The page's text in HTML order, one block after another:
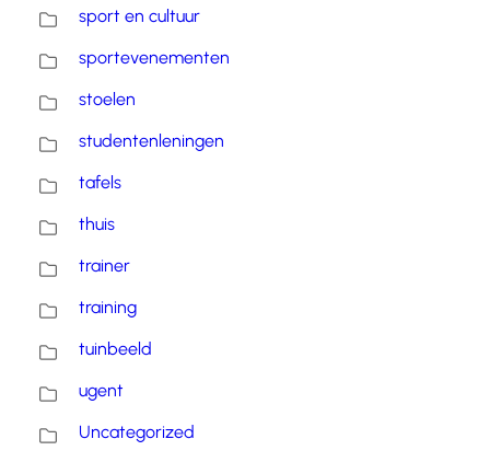
sport en cultuur
sportevenementen
stoelen
studentenleningen
tafels
thuis
trainer
training
tuinbeeld
ugent
Uncategorized